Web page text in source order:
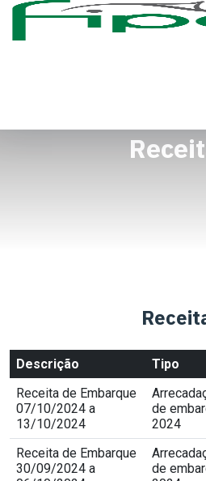
Descrição Tipo
Receita de Embarque
07/10/2024 a
13/10/2024
de
2024
Receita de Embarque
30/09/2024 a
de